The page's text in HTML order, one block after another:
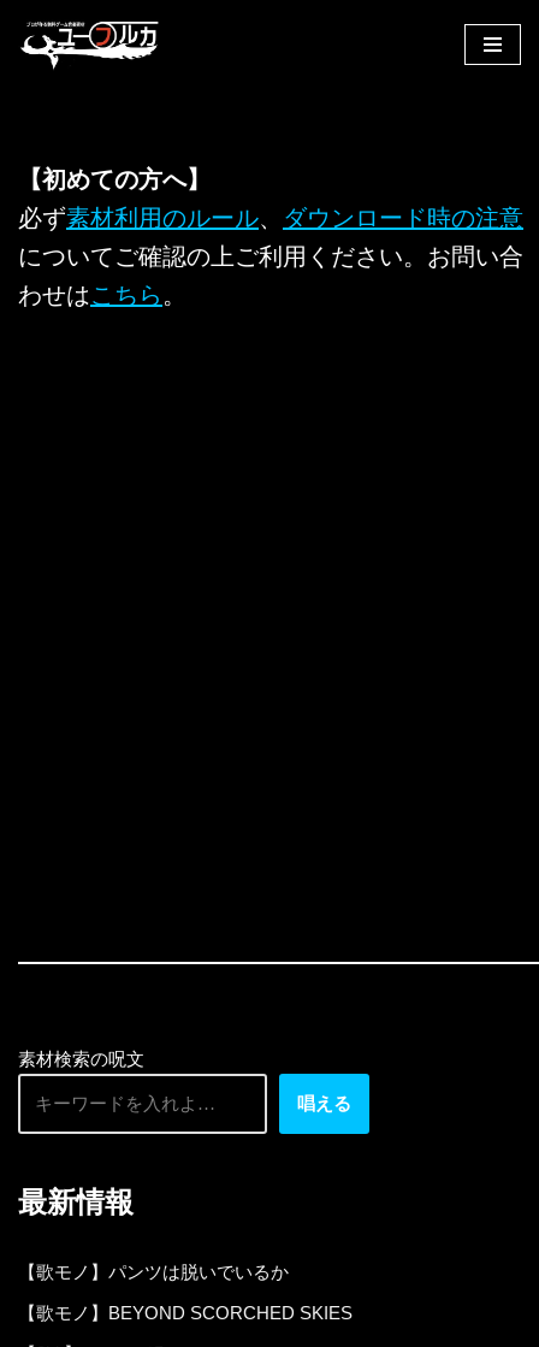
へ
キ
ッ
【初めての方へ】
必ず素材利用のルール、 ダウンロード時の注意
についてご確認の上ご利用ください。お問い合
わせはこちら 。
素材検索の呪文
唱える
最新情報
【歌モノ】パンツは脱いでいるか
【歌モノ】BEYOND SCORCHED SKIES